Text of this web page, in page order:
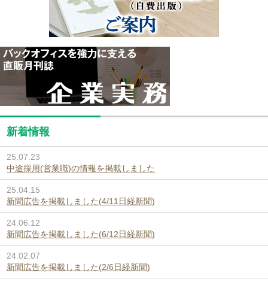
新着情報
25.07.23
中途採用(営業職)の情報を掲載しました
25.04.15
新聞広告を掲載しました(4/11日経新聞)
24.06.12
新聞広告を掲載しました(6/12日経新聞)
24.02.07
新聞広告を掲載しました(2/6日経新聞)